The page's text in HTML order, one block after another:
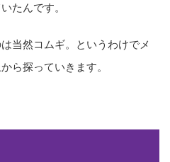
たんです。
当然コムギ。というわけでメ
ら探っていきます。